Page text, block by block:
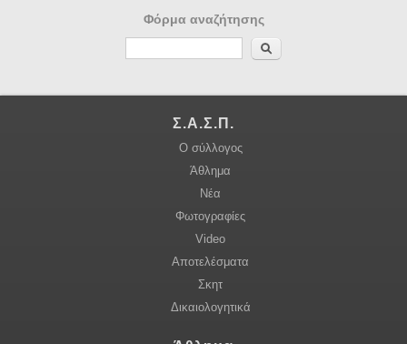
Φόρμα αναζήτησης
Αναζήτηση
Σ.Α.Σ.Π.
Ο σύλλογος
Άθλημα
Νέα
Φωτογραφίες
Video
Αποτελέσματα
Σκητ
Δικαιολογητικά